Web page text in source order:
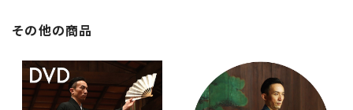
その他の商品